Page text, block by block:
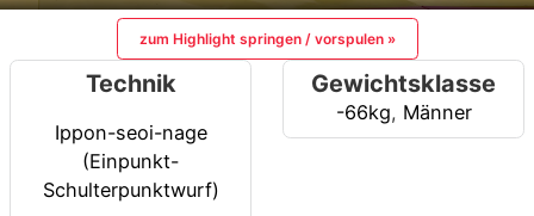
zum Highlight springen / vorspulen »
Technik
Ippon-seoi-nage
(Einpunkt-
Schulterpunktwurf)
Gewichtsklasse
-66kg, Männer